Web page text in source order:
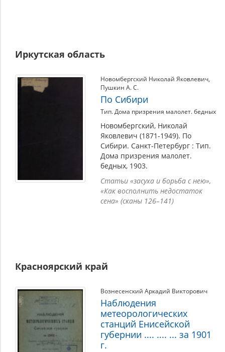
Иркутская область
Новомбергский Николай Яковлевич,
Пушкин А. С.
По Сибири
Тип. Дома призрения малолет. бедных
Новомбергский, Николай
Яковлевич (1871-1949). По
Сибири. Санкт-Петербург : Тип.
Дома призрения малолет.
бедных, 1903.
Статьи «засуха и борьба с нею»,
«Как восполнить недостаток
сена» (сканы 126–141)
Красноярский край
Вознесенский Аркадий Викторович
Наблюдения
метеорологических
станций Енисейской
губернии .... .... ... за 1901
г.